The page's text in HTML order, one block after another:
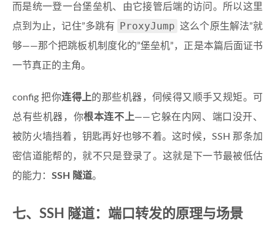
而是统一登一台堡垒机、由它接管后端的访问。所以这里
点到为止，记住”多跳有
ProxyJump 这么个原生解法”就
够——那个把跳板机制度化的”堡垒机”，正是本篇后面证书
一节真正的主角。
config 把你连得上的那些机器，伺候得又顺手又规矩。可
总有些机器，你根本连不上——它躲在内网、端口没开、
被防火墙挡着，钥匙再好也够不着。这时候，SSH 那条加
密信道能帮的，就不只是登录了。这就是下一节最被低估
的能力： SSH 隧道。
七、SSH 隧道：端口转发的原理与场景